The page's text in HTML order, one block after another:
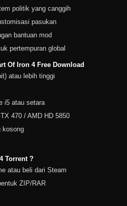
politik yang canggih
pasukan
bantuan mod
pertempuran global
Of Iron 4 Free Download
atau lebih tinggi
i5 atau setara
470 / AMD HD 5850
kosong
Torrent ?
atau beli dari Steam
ZIP/RAR